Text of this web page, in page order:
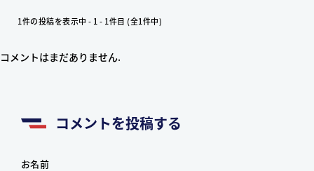
1件の投稿を表示中 - 1 - 1件目 (全1件中)
コメントはまだありません.
コメントを投稿する
お名前